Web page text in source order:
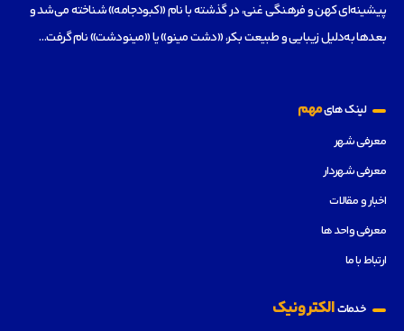
پیشینه‌ای کهن و فرهنگی غنی، در گذشته با نام «کبودجامه» شناخته می‌شد و
بعدها به‌دلیل زیبایی و طبیعت بکر، «دشت مینو» یا «مینودشت» نام گرفت…
لینک هایمهم
معرفی شهر
معرفی شهردار
اخبار و مقالات
معرفی واحد ها
ارتباط با ما
خدماتالکترونیک